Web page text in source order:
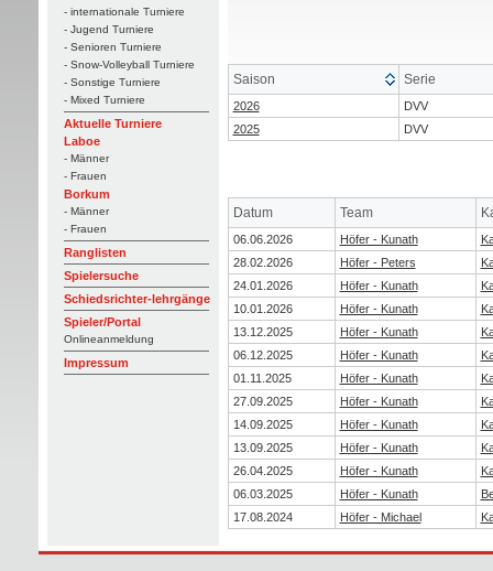
- internationale Turniere
- Jugend Turniere
- Senioren Turniere
- Snow-Volleyball Turniere
- Sonstige Turniere
- Mixed Turniere
Aktuelle Turniere
Laboe
- Männer
- Frauen
Borkum
- Männer
- Frauen
Ranglisten
Spielersuche
Schiedsrichter-lehrgänge
Spieler/Portal
Onlineanmeldung
Impressum
Saison Serie
2026
DVV
2025
DVV
Datum Team
06.06.2026 Höfer - Kunath
28.02.2026
Höfer - Peters
24.01.2026
Höfer - Kunath
10.01.2026
Höfer - Kunath
13.12.2025
Höfer - Kunath
06.12.2025
Höfer - Kunath
01.11.2025
Höfer - Kunath
27.09.2025
Höfer - Kunath
14.09.2025
Höfer - Kunath
13.09.2025
Höfer - Kunath
26.04.2025
Höfer - Kunath
06.03.2025
Höfer - Kunath
17.08.2024
Höfer - Michael